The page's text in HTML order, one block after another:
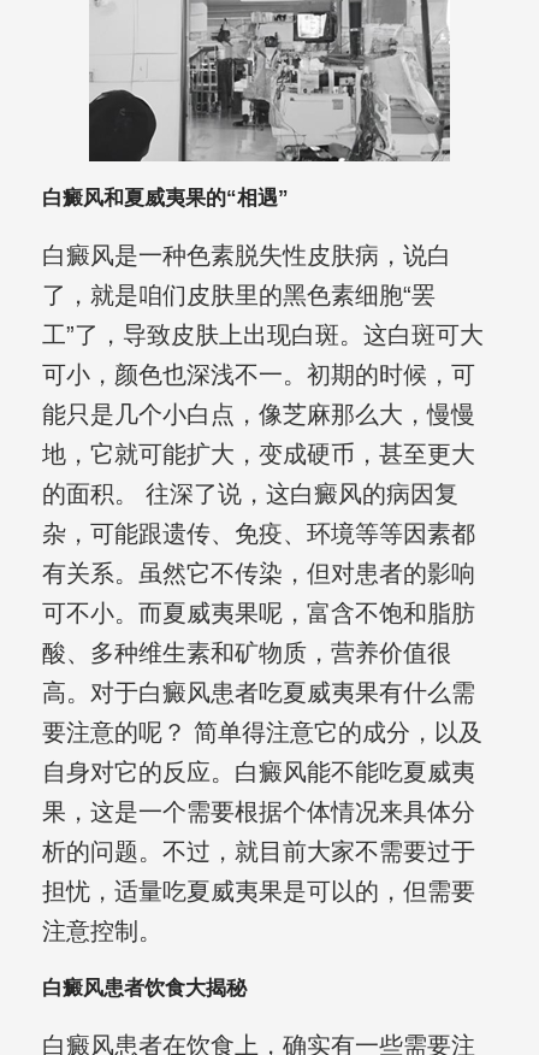
白癜风和夏威夷果的“相遇”
白癜风是一种色素脱失性皮肤病，说白
了，就是咱们皮肤里的黑色素细胞“罢
工”了，导致皮肤上出现白斑。这白斑可大
可小，颜色也深浅不一。初期的时候，可
能只是几个小白点，像芝麻那么大，慢慢
地，它就可能扩大，变成硬币，甚至更大
的面积。 往深了说，这白癜风的病因复
杂，可能跟遗传、免疫、环境等等因素都
有关系。虽然它不传染，但对患者的影响
可不小。而夏威夷果呢，富含不饱和脂肪
酸、多种维生素和矿物质，营养价值很
高。对于白癜风患者吃夏威夷果有什么需
要注意的呢？ 简单得注意它的成分，以及
自身对它的反应。白癜风能不能吃夏威夷
果，这是一个需要根据个体情况来具体分
析的问题。不过，就目前大家不需要过于
担忧，适量吃夏威夷果是可以的，但需要
注意控制。
白癜风患者饮食大揭秘
白癜风患者在饮食上，确实有一些需要注